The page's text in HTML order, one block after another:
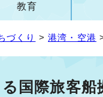
教育
づくり >港湾・空港
国際旅客船